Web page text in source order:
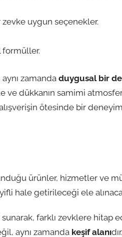
zevke uygun seçenekler.
formüller.
zamanda duygusal bir
ve dükkanın samimi
ötesinde bir
ürünler, hizmetler ve
hale getirileceği ele
sunarak, farklı zevklere hitap
aynı zamanda keşif alanı